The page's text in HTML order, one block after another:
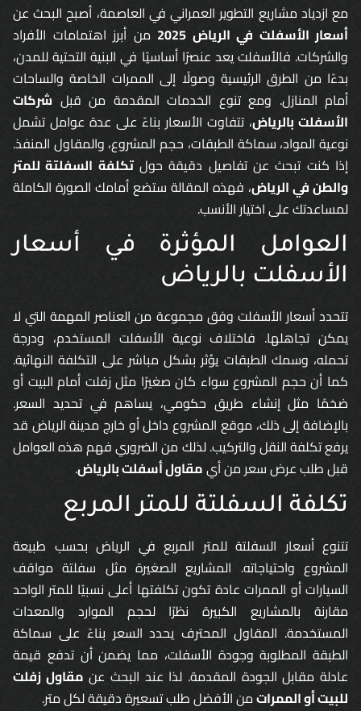
مع ازدياد مشاريع التطوير العمراني في العاصمة، أصبح البحث عن
أسعار الأسفلت في الرياض 2025
من أبرز اهتمامات الأفراد
والشركات. فالأسفلت يعد عنصرًا أساسيًا في البنية التحتية للمدن،
بدءًا من الطرق الرئيسية وصولًا إلى الممرات الخاصة والساحات
أمام المنازل. ومع تنوع الخدمات المقدمة من قبل شركات
الأسفلت بالرياض، تتفاوت الأسعار بناءً على عدة عوامل تشمل
نوعية المواد، سماكة الطبقات، حجم المشروع، والمقاول المنفذ.
إذا كنت تبحث عن تفاصيل دقيقة حولتكلفة السفلتة للمتر
والطن في الرياض، فهذه المقالة ستضع أمامك الصورة الكاملة
لمساعدتك على اختيار الأنسب.
العوامل المؤثرة في أسعار
الأسفلت بالرياض
تتحدد أسعار الأسفلت وفق مجموعة من العناصر المهمة التي لا
يمكن تجاهلها. فاختلاف نوعية الأسفلت المستخدم، ودرجة
تحمله، وسمك الطبقات يؤثر بشكل مباشر على التكلفة النهائية.
كما أن حجم المشروع سواء كان صغيرًا مثل زفلت أمام البيت أو
ضخمًا مثل إنشاء طريق حكومي، يساهم في تحديد السعر.
بالإضافة إلى ذلك، موقع المشروع داخل أو خارج مدينة الرياض قد
يرفع تكلفة النقل والتركيب. لذلك من الضروري فهم هذه العوامل
قبل طلب عرض سعر من أيمقاول أسفلت بالرياض.
تكلفة السفلتة للمتر المربع
تتنوع أسعار السفلتة للمتر المربع في الرياض بحسب طبيعة
المشروع واحتياجاته. المشاريع الصغيرة مثل سفلتة مواقف
السيارات أو الممرات عادة تكون تكلفتها أعلى نسبيًا للمتر الواحد
مقارنة بالمشاريع الكبيرة نظرًا لحجم الموارد والمعدات
المستخدمة. المقاول المحترف يحدد السعر بناءً على سماكة
الطبقة المطلوبة وجودة الأسفلت، مما يضمن أن تدفع قيمة
عادلة مقابل الجودة المقدمة. لذا عند البحث عن مقاول زفلت
للبيت أو الممراتمن الأفضل طلب تسعيرة دقيقة لكل متر.